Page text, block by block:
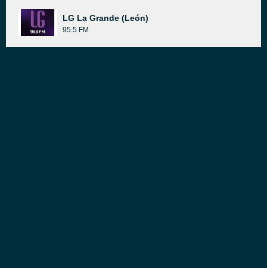
LG La Grande (León)
95.5 FM